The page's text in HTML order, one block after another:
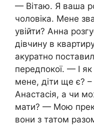
— Вітаю. Я ваша
чоловіка. Мене
увійти? Анна
дівчину в
акуратно
передпокої. — І
мене, діти ще є?
Анастасія, а чи
мати? — Мою
вони з татом